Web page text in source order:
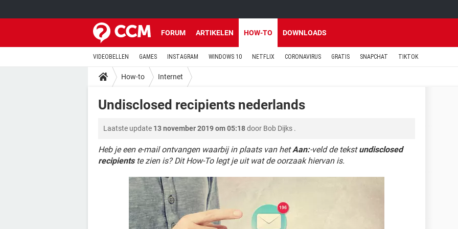
FORUM ARTIKELEN HOW-TO DOWNLOADS
VIDEOBELLEN GAMES INSTAGRAM WINDOWS 10 NETFLIX CORONAVIRUS GRATIS SNAPCHAT TIKTOK
How-to Internet
Undisclosed recipients nederlands
Laatste update 13 november 2019 om 05:18door Bob Dijks .
Heb je een e-mail ontvangen waarbij in plaats van hetAan:-veld de tekstundisclosed
recipientste zien is? Dit How-To legt je uit wat de oorzaak hiervan is.